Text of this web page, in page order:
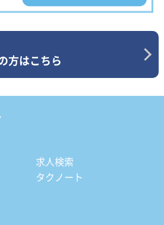
方はこちら
求人検索
タクノート